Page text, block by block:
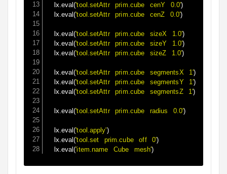
	lx
.eval('tool.setAttr prim.cube cenY 0.0')
	lx
.eval('tool.setAttr prim.cube cenZ 0.0')
	lx
.eval('tool.setAttr prim.cube sizeX 1.0')
	lx
.eval('tool.setAttr prim.cube sizeY 1.0')
	lx
.eval('tool.setAttr prim.cube sizeZ 1.0')
	lx
.eval('tool.setAttr prim.cube segmentsX 1')
	lx
.eval('tool.setAttr prim.cube segmentsY 1')
	lx
.eval('tool.setAttr prim.cube segmentsZ 1')
	lx
.eval('tool.setAttr prim.cube radius 0.0')
	lx
.eval('tool.apply')
	lx
.eval('tool.set prim.cube off 0')
	lx
.eval('item.name Cube mesh')